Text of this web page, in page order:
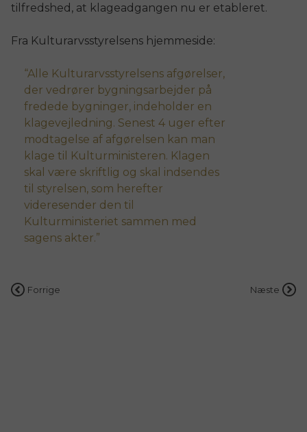
tilfredshed, at klageadgangen nu er etableret.
Fra Kulturarvsstyrelsens hjemmeside:
Alle Kulturarvsstyrelsens afgørelser,
der vedrører bygningsarbejder på
fredede bygninger, indeholder en
klagevejledning. Senest 4 uger efter
modtagelse af afgørelsen kan man
klage til Kulturministeren. Klagen
skal være skriftlig og skal indsendes
til styrelsen, som herefter
videresender den til
Kulturministeriet sammen med
sagens akter.
Indlægsnavigation
Forrige Næste